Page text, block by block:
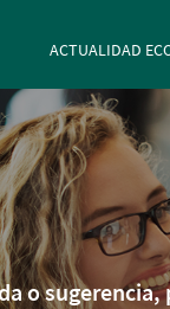
ACTUALIDAD
o